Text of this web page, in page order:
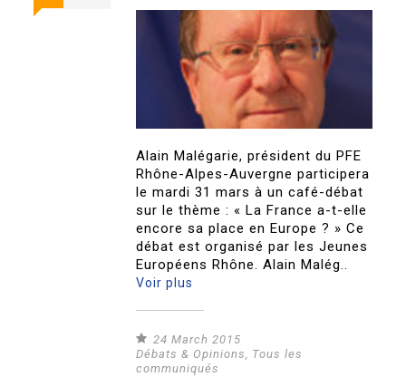
Alain Malégarie, président du PFE
Rhône-Alpes-Auvergne participera
le mardi 31 mars à un café-débat
sur le thème : « La France a-t-elle
encore sa place en Europe ? » Ce
débat est organisé par les Jeunes
Européens Rhône. Alain Malég..
Voir plus
24 March 2015
Débats & Opinions, Tous les
communiqués